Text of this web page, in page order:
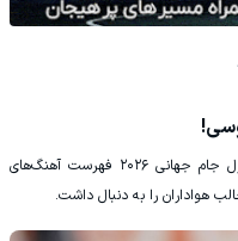
وینیسیوس جونیور در آستانه شروع بازی‌های برزل جام جهانی ۲۰۲۶ فهرست آهنگ‌های
هواداران را به دنبال داشت.